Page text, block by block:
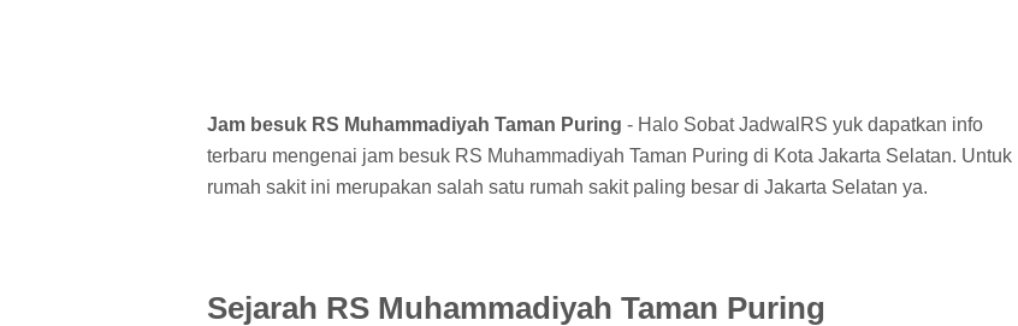
Jam besuk RS Muhammadiyah Taman Puring - Halo Sobat JadwalRS yuk dapatkan info
terbaru mengenai jam besuk RS Muhammadiyah Taman Puring di Kota Jakarta Selatan. Untuk
rumah sakit ini merupakan salah satu rumah sakit paling besar di Jakarta Selatan ya.
Sejarah RS Muhammadiyah Taman Puring